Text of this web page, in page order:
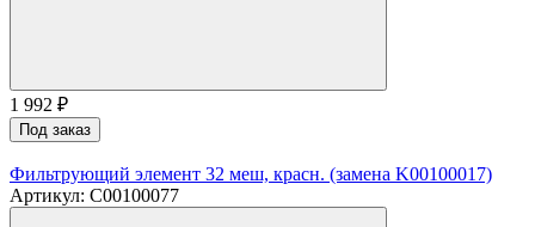
1 992 ₽
Под заказ
Фильтрующий элемент 32 меш, красн. (замена K00100017)
Артикул: C00100077